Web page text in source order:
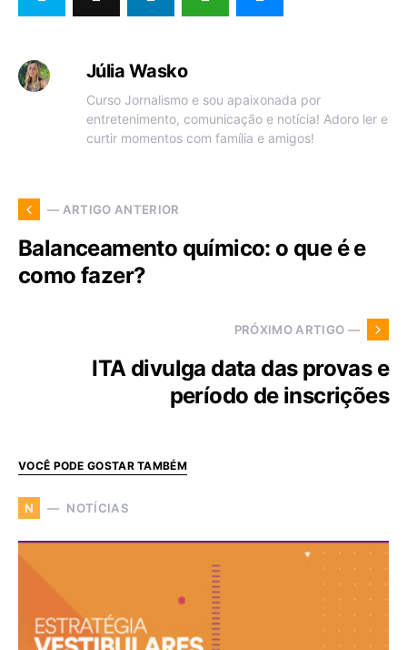
Júlia Wasko
Curso Jornalismo e sou apaixonada por
entretenimento, comunicação e notícia! Adoro ler e
curtir momentos com família e amigos!
— ARTIGO ANTERIOR
Balanceamento químico: o que é e
como fazer?
PRÓXIMO ARTIGO —
ITA divulga data das provas e
período de inscrições
VOCÊ PODE GOSTAR TAMBÉM
N NOTÍCIAS